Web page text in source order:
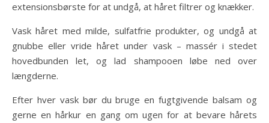
extensionsbørste for at undgå, at håret filtrer og knækker.
Vask håret med milde, sulfatfrie produkter, og undgå at
gnubbe eller vride håret under vask – massér i stedet
hovedbunden let, og lad shampooen løbe ned over
længderne.
Efter hver vask bør du bruge en fugtgivende balsam og
gerne en hårkur en gang om ugen for at bevare hårets